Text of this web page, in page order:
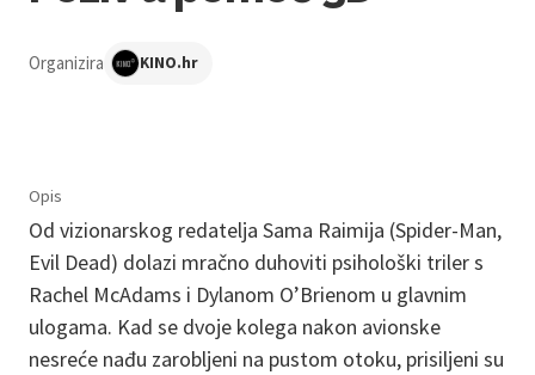
Organizira KINO.hr
Opis
Od vizionarskog redatelja Sama Raimija (Spider-Man,
Evil Dead) dolazi mračno duhoviti psihološki triler s
Rachel McAdams i Dylanom O’Brienom u glavnim
ulogama. Kad se dvoje kolega nakon avionske
nesreće nađu zarobljeni na pustom otoku, prisiljeni su